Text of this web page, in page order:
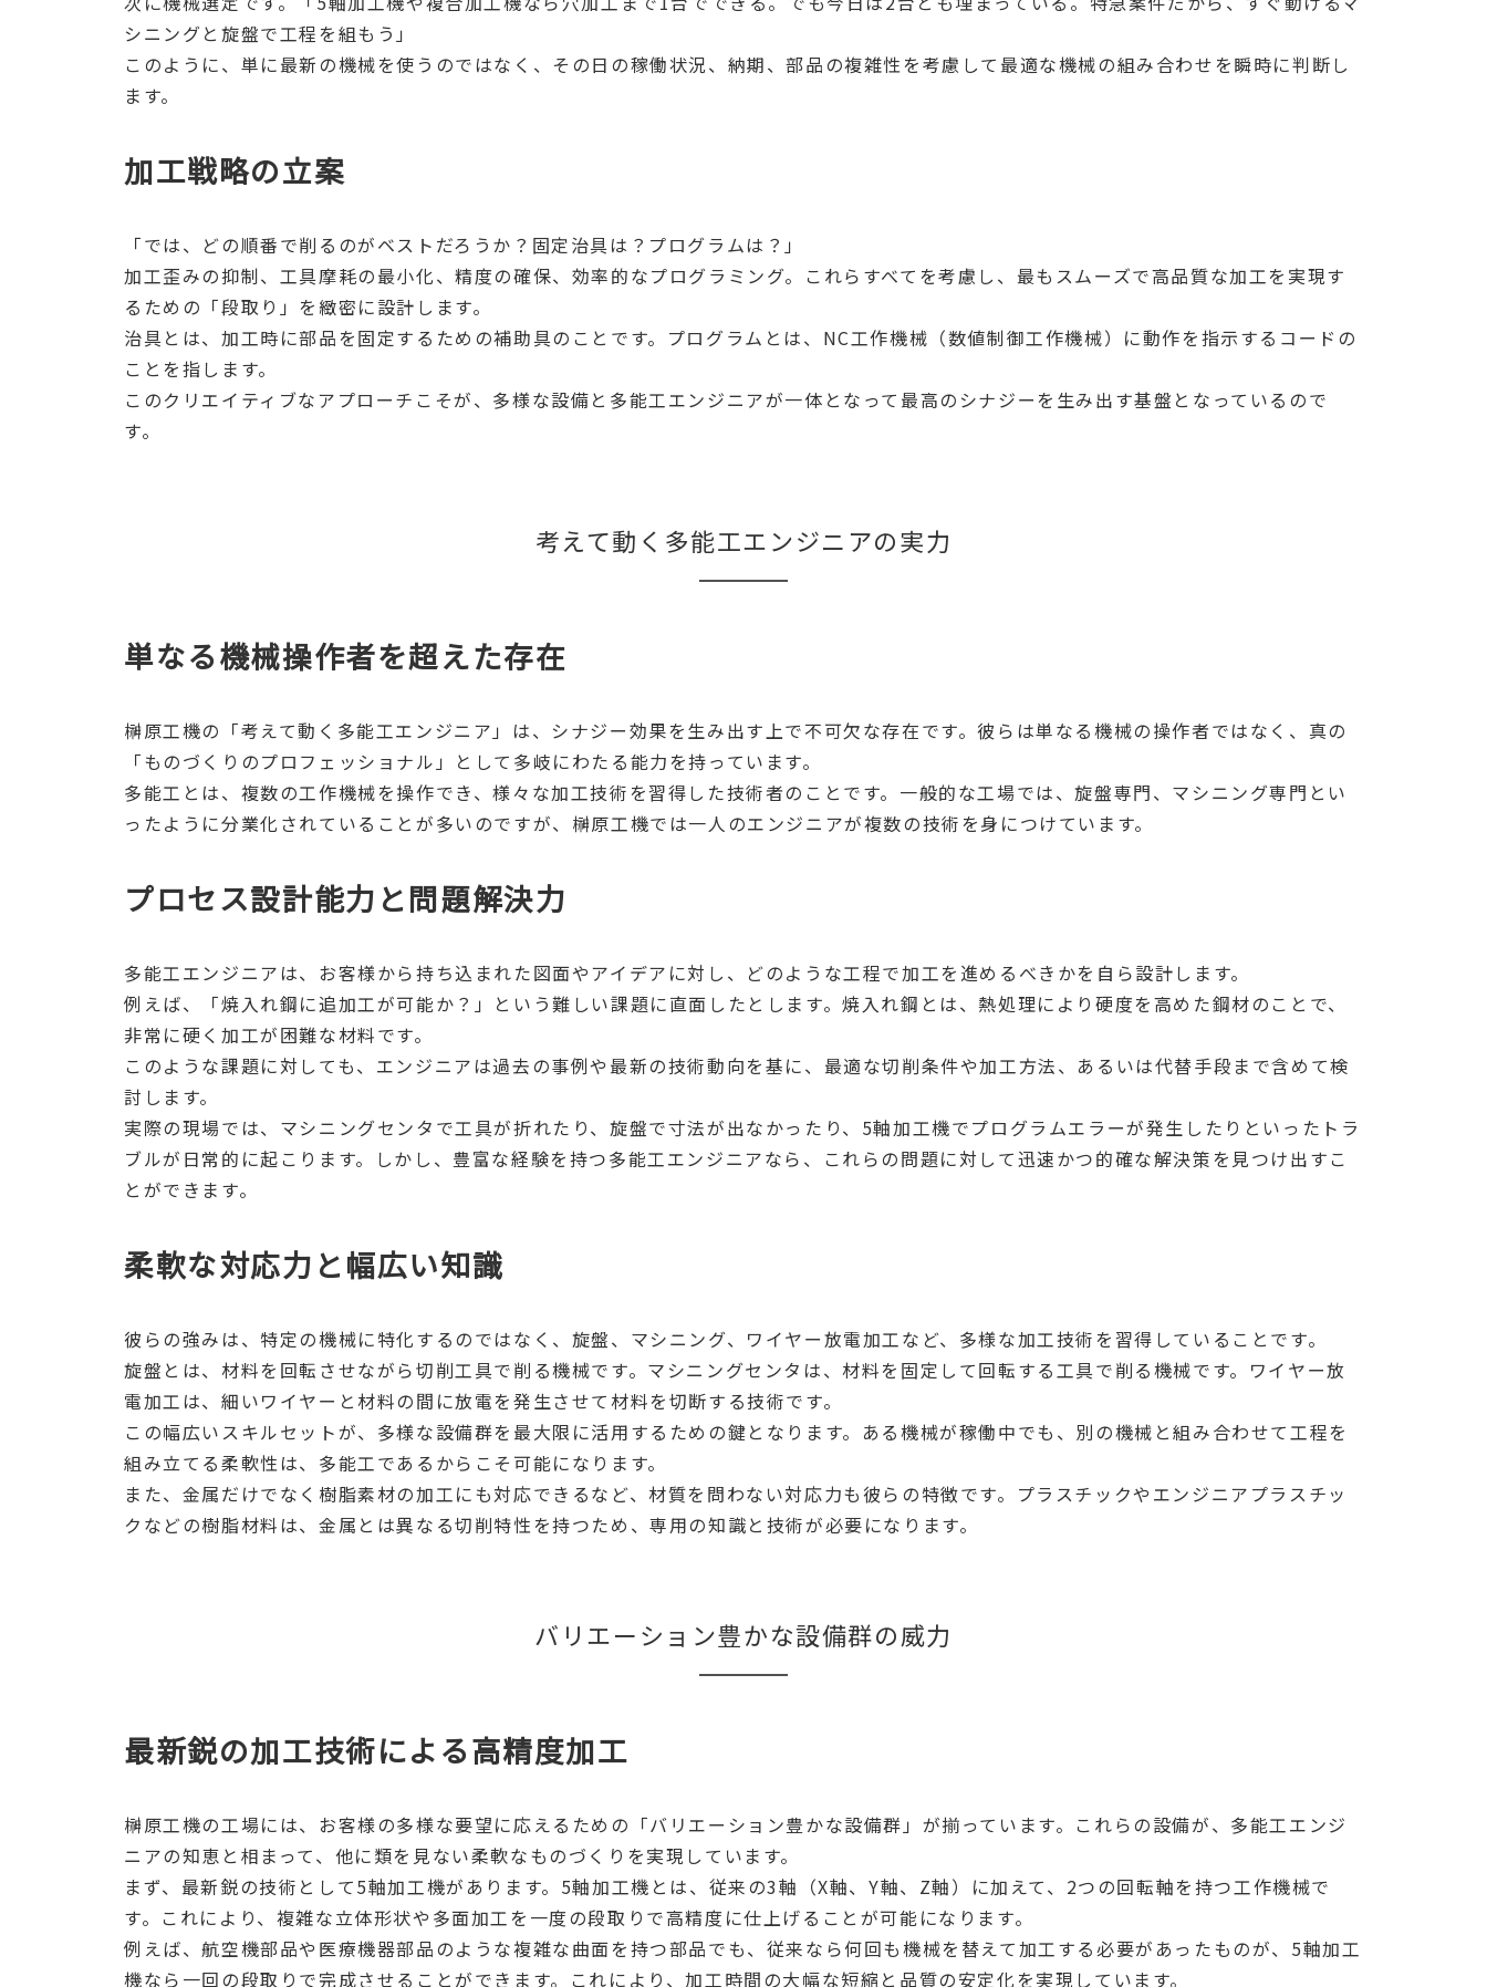
シニングと旋盤で工程を組もう」
このように、単に最新の機械を使うのではなく、その日の稼働状況、納期、部品の複雑性を考慮して最適な機械の組み合わせを瞬時に判断し
ます。
加工戦略の立案
「では、どの順番で削るのがベストだろうか？固定治具は？プログラムは？」
加工歪みの抑制、工具摩耗の最小化、精度の確保、効率的なプログラミング。これらすべてを考慮し、最もスムーズで高品質な加工を実現す
るための「段取り」を緻密に設計します。
治具とは、加工時に部品を固定するための補助具のことです。プログラムとは、NC工作機械（数値制御工作機械）に動作を指示するコードの
ことを指します。
このクリエイティブなアプローチこそが、多様な設備と多能工エンジニアが一体となって最高のシナジーを生み出す基盤となっているので
す。
考えて動く多能工エンジニアの実力
単なる機械操作者を超えた存在
榊原工機の「考えて動く多能工エンジニア」は、シナジー効果を生み出す上で不可欠な存在です。彼らは単なる機械の操作者ではなく、真の
「ものづくりのプロフェッショナル」として多岐にわたる能力を持っています。
多能工とは、複数の工作機械を操作でき、様々な加工技術を習得した技術者のことです。一般的な工場では、旋盤専門、マシニング専門とい
ったように分業化されていることが多いのですが、榊原工機では一人のエンジニアが複数の技術を身につけています。
プロセス設計能力と問題解決力
多能工エンジニアは、お客様から持ち込まれた図面やアイデアに対し、どのような工程で加工を進めるべきかを自ら設計します。
例えば、「焼入れ鋼に追加工が可能か？」という難しい課題に直面したとします。焼入れ鋼とは、熱処理により硬度を高めた鋼材のことで、
非常に硬く加工が困難な材料です。
このような課題に対しても、エンジニアは過去の事例や最新の技術動向を基に、最適な切削条件や加工方法、あるいは代替手段まで含めて検
討します。
実際の現場では、マシニングセンタで工具が折れたり、旋盤で寸法が出なかったり、5軸加工機でプログラムエラーが発生したりといったトラ
ブルが日常的に起こります。しかし、豊富な経験を持つ多能工エンジニアなら、これらの問題に対して迅速かつ的確な解決策を見つけ出すこ
とができます。
柔軟な対応力と幅広い知識
彼らの強みは、特定の機械に特化するのではなく、旋盤、マシニング、ワイヤー放電加工など、多様な加工技術を習得していることです。
旋盤とは、材料を回転させながら切削工具で削る機械です。マシニングセンタは、材料を固定して回転する工具で削る機械です。ワイヤー放
電加工は、細いワイヤーと材料の間に放電を発生させて材料を切断する技術です。
この幅広いスキルセットが、多様な設備群を最大限に活用するための鍵となります。ある機械が稼働中でも、別の機械と組み合わせて工程を
組み立てる柔軟性は、多能工であるからこそ可能になります。
また、金属だけでなく樹脂素材の加工にも対応できるなど、材質を問わない対応力も彼らの特徴です。プラスチックやエンジニアプラスチッ
クなどの樹脂材料は、金属とは異なる切削特性を持つため、専用の知識と技術が必要になります。
バリエーション豊かな設備群の威力
最新鋭の加工技術による高精度加工
榊原工機の工場には、お客様の多様な要望に応えるための「バリエーション豊かな設備群」が揃っています。これらの設備が、多能工エンジ
ニアの知恵と相まって、他に類を見ない柔軟なものづくりを実現しています。
まず、最新鋭の技術として5軸加工機があります。5軸加工機とは、従来の3軸（X軸、Y軸、Z軸）に加えて、2つの回転軸を持つ工作機械で
す。これにより、複雑な立体形状や多面加工を一度の段取りで高精度に仕上げることが可能になります。
例えば、航空機部品や医療機器部品のような複雑な曲面を持つ部品でも、従来なら何回も機械を替えて加工する必要があったものが、5軸加工
機なら一回の段取りで完成させることができます。これにより、加工時間の大幅な短縮と品質の安定化を実現しています。